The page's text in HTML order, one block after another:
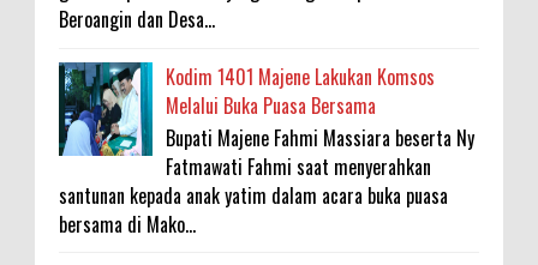
Beroangin dan Desa...
Kodim 1401 Majene Lakukan Komsos
Melalui Buka Puasa Bersama
Bupati Majene Fahmi Massiara beserta Ny
Fatmawati Fahmi saat menyerahkan
santunan kepada anak yatim dalam acara buka puasa
bersama di Mako...